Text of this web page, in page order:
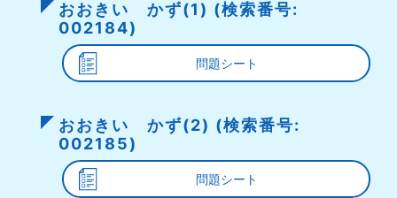
おおきい かず(1) (検索番号:
002184)
問題シート
おおきい かず(2) (検索番号:
002185)
問題シート